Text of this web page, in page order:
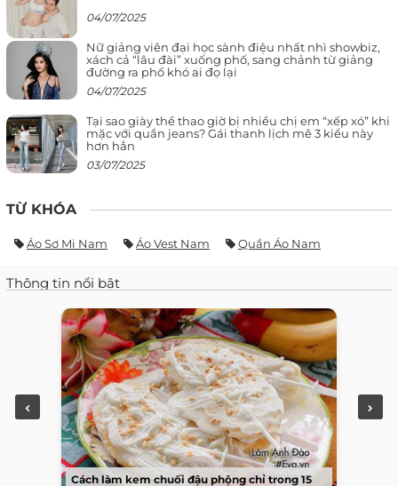
04/07/2025
Nữ giảng viên đại học sành điệu nhất nhì showbiz,
xách cả “lâu đài” xuống phố, sang chảnh từ giảng
đường ra phố khó ai đọ lại
04/07/2025
Tại sao giày thể thao giờ bị nhiều chị em “xếp xó” khi
mặc với quần jeans? Gái thanh lịch mê 3 kiểu này
hơn hẳn
03/07/2025
TỪ KHÓA
Áo Sơ Mi Nam Áo Vest Nam Quần Áo Nam
Thông tin nổi bật
Cách làm kem chuối đậu phộng chỉ trong 15